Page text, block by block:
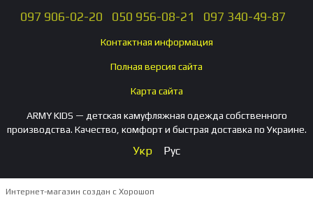
097 906-02-20 050 956-08-21 097 340-49-87
Контактная информация
Полная версия сайта
Карта сайта
ARMY KIDS — детская камуфляжная одежда собственного
производства. Качество, комфорт и быстрая доставка по Украине.
Укр Рус
Интернет-магазин создан с Хорошоп